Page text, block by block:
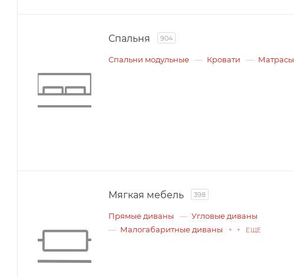
Спальня 904
Спальни модульные Кровати Матрасы
Мягкая мебель 398
Прямые диваны
Угловые диваны
Малогабаритные диваны
+ + ЕЩЕ